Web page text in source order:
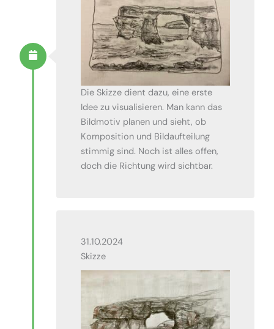
Die Skizze dient dazu, eine erste
Idee zu visualisieren. Man kann das
Bildmotiv planen und sieht, ob
Komposition und Bildaufteilung
stimmig sind. Noch ist alles offen,
doch die Richtung wird sichtbar.
31.10.2024
Skizze